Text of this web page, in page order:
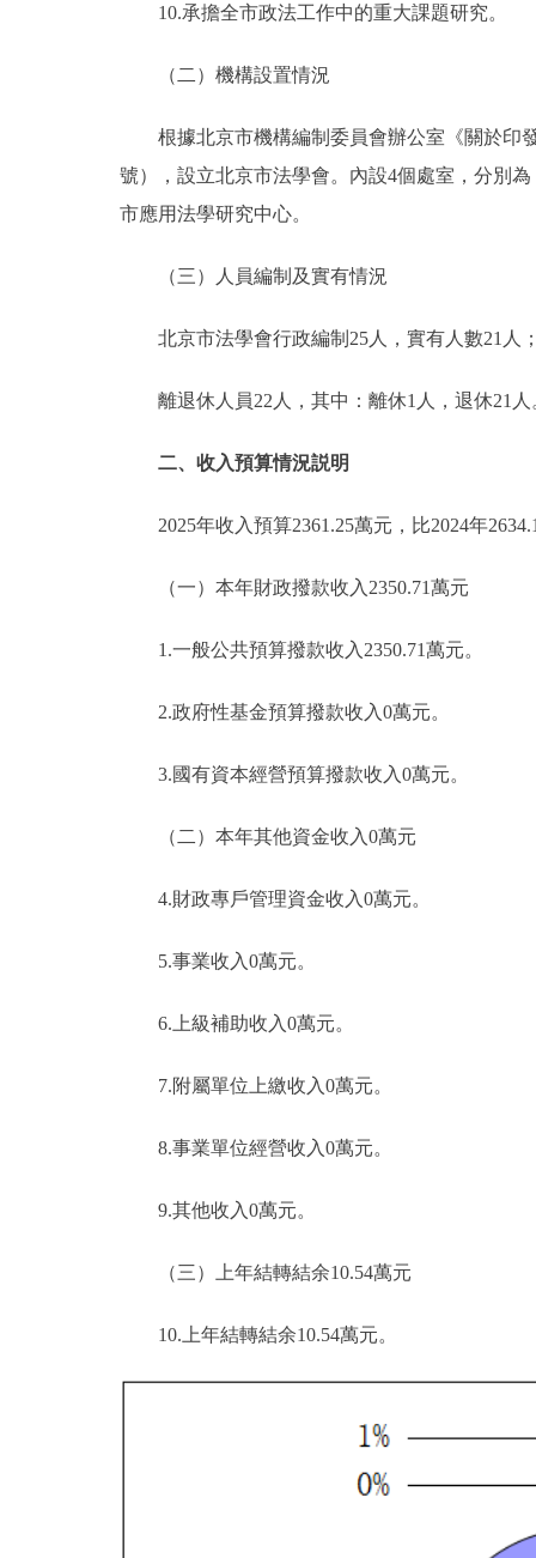
10.承擔全市政法工作中的重大課題研究。
（二）機構設置情況
根據北京市機構編制委員會辦公室《關於印發
號），設立北京市法學會。內設4個處室，分別
市應用法學研究中心。
（三）人員編制及實有情況
北京市法學會行政編制25人，實有人數21人
離退休人員22人，其中：離休1人，退休21人
二、收入預算情況説明
2025年收入預算2361.25萬元，比2024年
（一）本年財政撥款收入2350.71萬元
1.一般公共預算撥款收入2350.71萬元。
2.政府性基金預算撥款收入0萬元。
3.國有資本經營預算撥款收入0萬元。
（二）本年其他資金收入0萬元
4.財政專戶管理資金收入0萬元。
5.事業收入0萬元。
6.上級補助收入0萬元。
7.附屬單位上繳收入0萬元。
8.事業單位經營收入0萬元。
9.其他收入0萬元。
（三）上年結轉結余10.54萬元
10.上年結轉結余10.54萬元。